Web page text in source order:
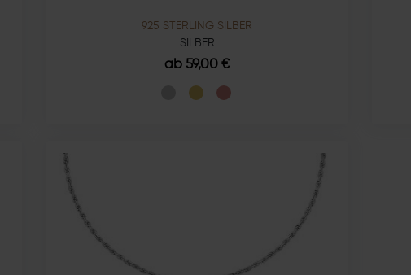
925 STERLING SILBER
SILBER
ab 59,00 €